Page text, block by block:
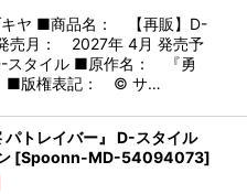
ヤ ■商品名： 【再販】D-
売月： 2027年 4月 発売予
タイル ■原作名： 『勇
■版権表記： © サ…
パトレイバー』 D-スタイル
[Spoonn-MD-54094073]